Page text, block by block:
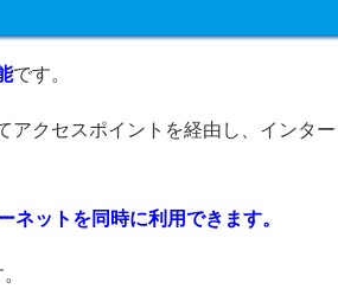
です。
アクセスポイントを経由し、インター
ネットを同時に利用できます。